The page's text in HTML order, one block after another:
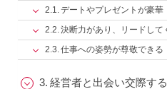
デートやプレゼントが豪華
決断力があり、リードして
仕事への姿勢が尊敬できる
経営者と出会い交際す